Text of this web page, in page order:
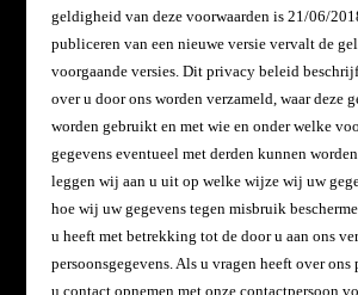
geldigheid van deze voorwaarden is 21/06/
publiceren van een nieuwe versie vervalt de
voorgaande versies. Dit privacy beleid
over u door ons worden verzameld, waar deze
worden gebruikt en met wie en onder welke
gegevens eventueel met derden kunnen
leggen wij aan u uit op welke wijze wij uw
hoe wij uw gegevens tegen misbruik
u heeft met betrekking tot de door u aan ons
persoonsgegevens. Als u vragen heeft over
u contact opnemen met onze contactpersoon